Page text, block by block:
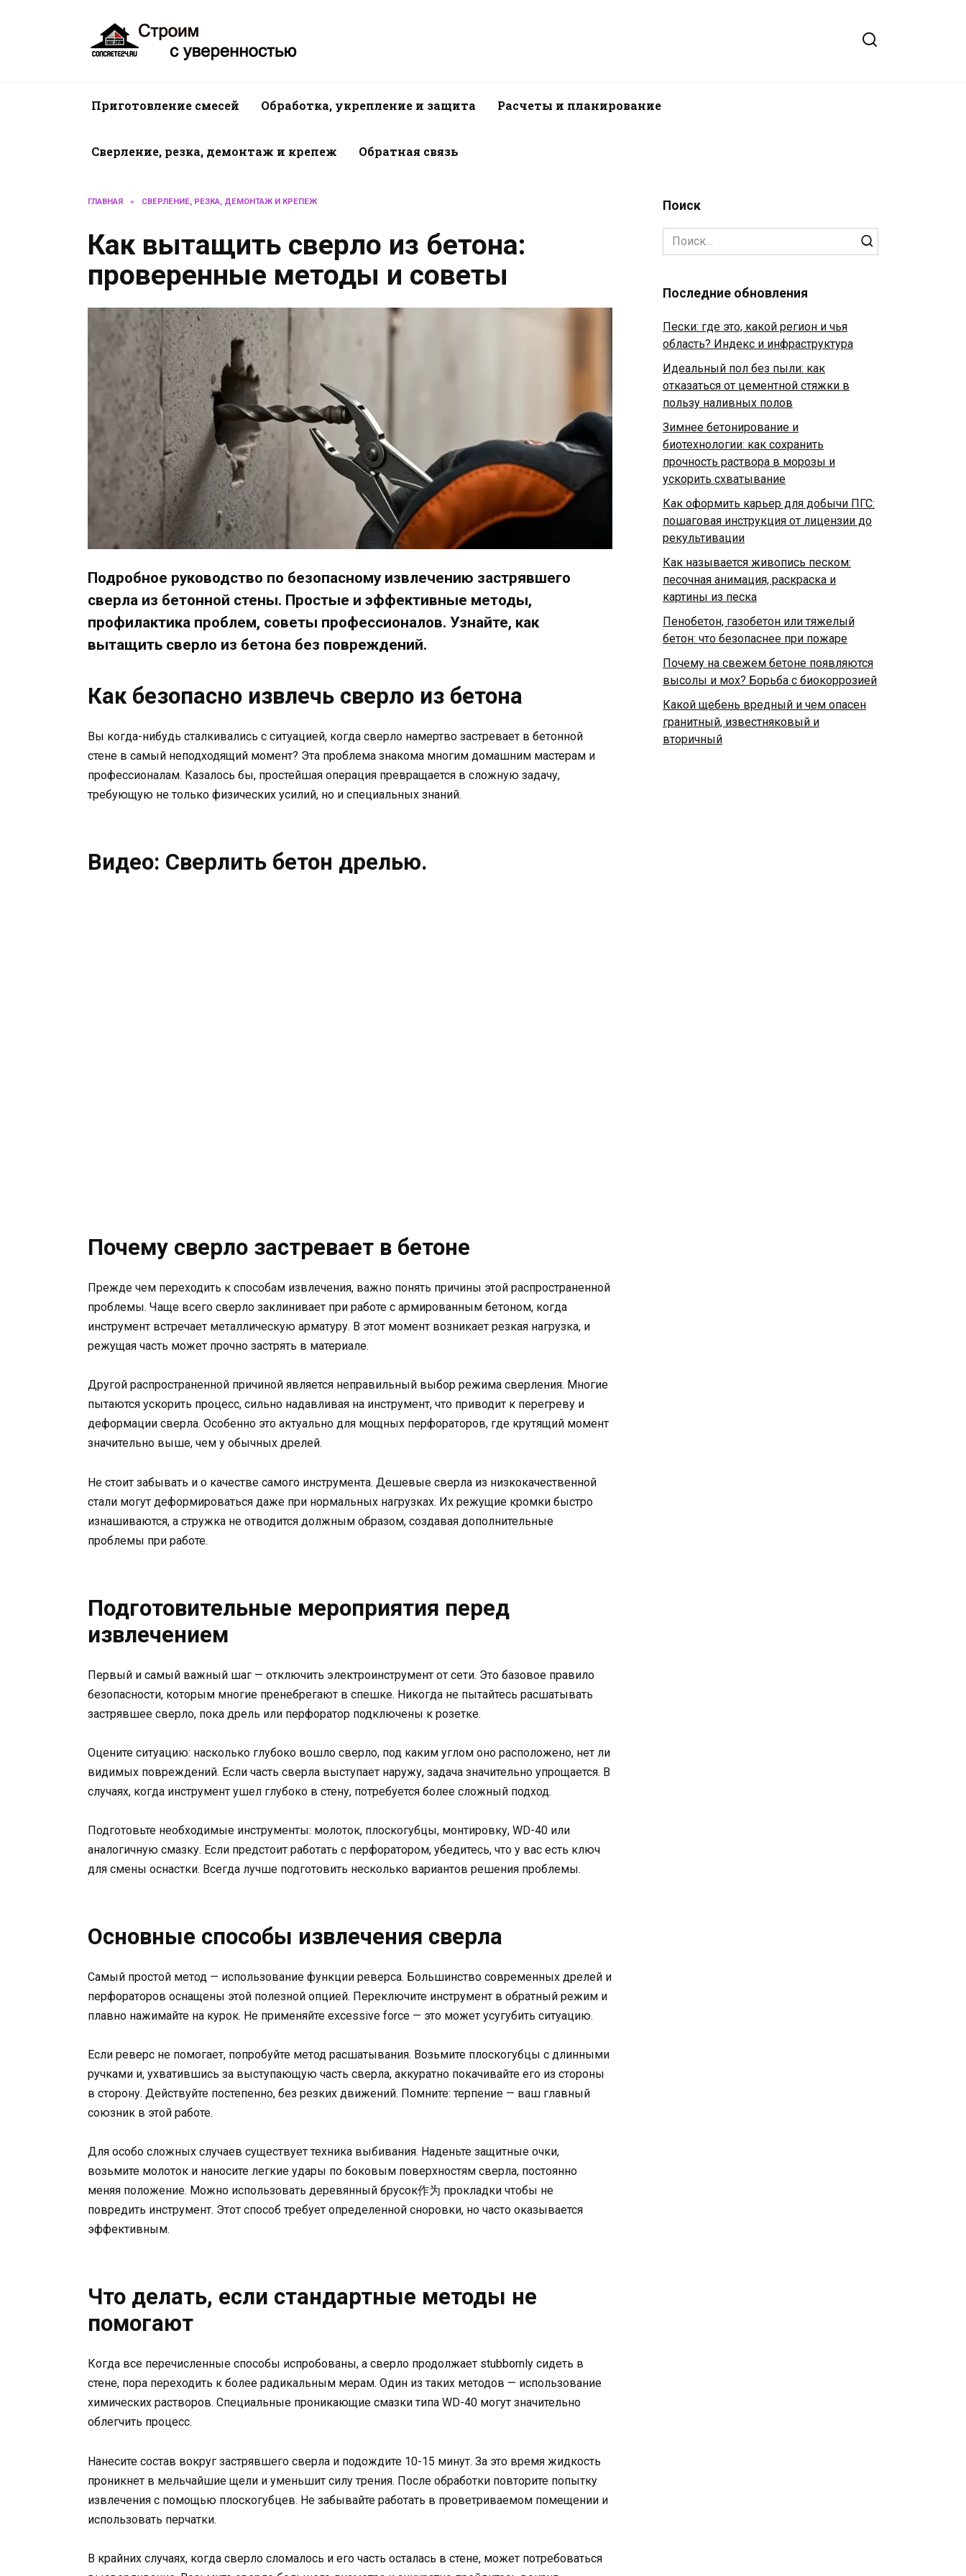
Приготовление смесей Обработка, укрепление и защита Расчеты и планирование
Сверление, резка, демонтаж и крепеж Обратная связь
ГЛАВНАЯ » СВЕРЛЕНИЕ, РЕЗКА, ДЕМОНТАЖ И КРЕПЕЖ
Как вытащить сверло из бетона:
проверенные методы и советы
Подробное руководство по безопасному извлечению застрявшего
сверла из бетонной стены. Простые и эффективные методы,
профилактика проблем, советы профессионалов. Узнайте, как
вытащить сверло из бетона без повреждений.
Как безопасно извлечь сверло из бетона
Вы когда-нибудь сталкивались с ситуацией, когда сверло намертво застревает в бетонной
стене в самый неподходящий момент? Эта проблема знакома многим домашним мастерам и
профессионалам. Казалось бы, простейшая операция превращается в сложную задачу,
требующую не только физических усилий, но и специальных знаний.
Видео: Сверлить бетон дрелью.
Почему сверло застревает в бетоне
Прежде чем переходить к способам извлечения, важно понять причины этой распространенной
проблемы. Чаще всего сверло заклинивает при работе с армированным бетоном, когда
инструмент встречает металлическую арматуру. В этот момент возникает резкая нагрузка, и
режущая часть может прочно застрять в материале.
Другой распространенной причиной является неправильный выбор режима сверления. Многие
пытаются ускорить процесс, сильно надавливая на инструмент, что приводит к перегреву и
деформации сверла. Особенно это актуально для мощных перфораторов, где крутящий момент
значительно выше, чем у обычных дрелей.
Не стоит забывать и о качестве самого инструмента. Дешевые сверла из низкокачественной
стали могут деформироваться даже при нормальных нагрузках. Их режущие кромки быстро
изнашиваются, а стружка не отводится должным образом, создавая дополнительные
проблемы при работе.
Подготовительные мероприятия перед
извлечением
Первый и самый важный шаг — отключить электроинструмент от сети. Это базовое правило
безопасности, которым многие пренебрегают в спешке. Никогда не пытайтесь расшатывать
застрявшее сверло, пока дрель или перфоратор подключены к розетке.
Оцените ситуацию: насколько глубоко вошло сверло, под каким углом оно расположено, нет ли
видимых повреждений. Если часть сверла выступает наружу, задача значительно упрощается. В
случаях, когда инструмент ушел глубоко в стену, потребуется более сложный подход.
Подготовьте необходимые инструменты: молоток, плоскогубцы, монтировку, WD-40 или
аналогичную смазку. Если предстоит работать с перфоратором, убедитесь, что у вас есть ключ
для смены оснастки. Всегда лучше подготовить несколько вариантов решения проблемы.
Основные способы извлечения сверла
Самый простой метод — использование функции реверса. Большинство современных дрелей и
перфораторов оснащены этой полезной опцией. Переключите инструмент в обратный режим и
плавно нажимайте на курок. Не применяйте excessive force — это может усугубить ситуацию.
Если реверс не помогает, попробуйте метод расшатывания. Возьмите плоскогубцы с длинными
ручками и, ухватившись за выступающую часть сверла, аккуратно покачивайте его из стороны
в сторону. Действуйте постепенно, без резких движений. Помните: терпение — ваш главный
союзник в этой работе.
Для особо сложных случаев существует техника выбивания. Наденьте защитные очки,
возьмите молоток и наносите легкие удары по боковым поверхностям сверла, постоянно
меняя положение. Можно использовать деревянный брусок作为 прокладки чтобы не
повредить инструмент. Этот способ требует определенной сноровки, но часто оказывается
эффективным.
Что делать, если стандартные методы не
помогают
Когда все перечисленные способы испробованы, а сверло продолжает stubbornly сидеть в
стене, пора переходить к более радикальным мерам. Один из таких методов — использование
химических растворов. Специальные проникающие смазки типа WD-40 могут значительно
облегчить процесс.
Нанесите состав вокруг застрявшего сверла и подождите 10-15 минут. За это время жидкость
проникнет в мельчайшие щели и уменьшит силу трения. После обработки повторите попытку
извлечения с помощью плоскогубцев. Не забывайте работать в проветриваемом помещении и
использовать перчатки.
В крайних случаях, когда сверло сломалось и его часть осталась в стене, может потребоваться
Поиск
Search
for:
Последние обновления
Пески: где это, какой регион и чья
область? Индекс и инфраструктура
Идеальный пол без пыли: как
отказаться от цементной стяжки в
пользу наливных полов
Зимнее бетонирование и
биотехнологии: как сохранить
прочность раствора в морозы и
ускорить схватывание
Как оформить карьер для добычи ПГС:
пошаговая инструкция от лицензии до
рекультивации
Как называется живопись песком:
песочная анимация, раскраска и
картины из песка
Пенобетон, газобетон или тяжелый
бетон: что безопаснее при пожаре
Почему на свежем бетоне появляются
высолы и мох? Борьба с биокоррозией
Какой щебень вредный и чем опасен
гранитный, известняковый и
вторичный